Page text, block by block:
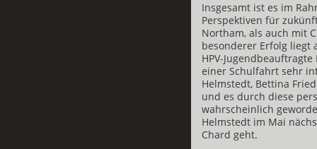
Insgesamt ist es im
Perspektiven für
Northam, als auch mit
besonderer Erfolg liegt
HPV-
einer Schulfahrt sehr
Helmstedt, Bettina
und es durch diese
wahrscheinlich
Helmstedt im Mai
Chard geht.